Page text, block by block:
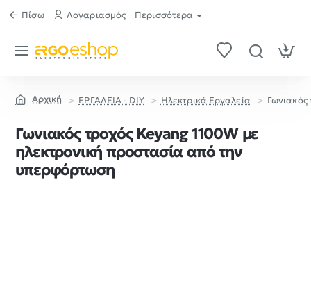
Πίσω Λογαριασμός Περισσότερα
ΕΡΓΑΛΕΙΑ - DIY Ηλεκτρικά Εργαλεία
Γωνιακός τροχός Keyang 1100W με
ηλεκτρονική προστασία από την
υπερφόρτωση